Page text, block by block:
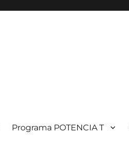
Programa POTENCIA T